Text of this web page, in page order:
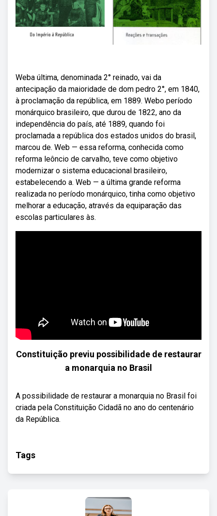
Weba última, denominada 2° reinado, vai da
antecipação da maioridade de dom pedro 2°, em 1840,
à proclamação da república, em 1889. Webo período
monárquico brasileiro, que durou de 1822, ano da
independência do país, até 1889, quando foi
proclamada a república dos estados unidos do brasil,
marcou de. Web — essa reforma, conhecida como
reforma leôncio de carvalho, teve como objetivo
modernizar o sistema educacional brasileiro,
estabelecendo a. Web — a última grande reforma
realizada no período monárquico, tinha como objetivo
melhorar a educação, através da equiparação das
escolas particulares às.
Constituição previu possibilidade de restaurar
a monarquia no Brasil
A possibilidade de restaurar a monarquia no Brasil foi
criada pela Constituição Cidadã no ano do centenário
da República.
Tags